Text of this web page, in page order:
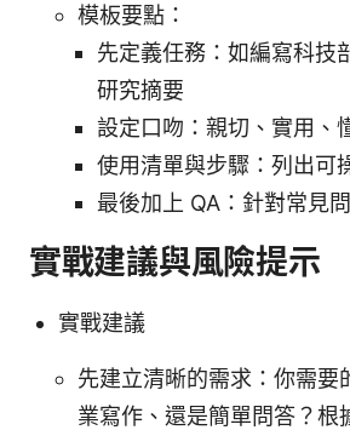
模板要點：
先定義任務：如編寫科技
研究摘要
設定口吻：親切、實用、
使用清單與步驟：列出可
最後加上 QA：針對常見
實戰建議與風險提示
實戰建議
先建立清晰的需求：你需要
業寫作、還是簡單問答？根